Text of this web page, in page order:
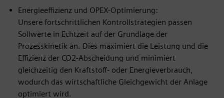
Energieeffizienz und OPEX-Optimierung:
Unsere fortschrittlichen Kontrollstrategien passen
Sollwerte in Echtzeit auf der Grundlage der
Prozesskinetik an. Dies maximiert die Leistung und die
Effizienz der CO2-Abscheidung und minimiert
gleichzeitig den Kraftstoff- oder Energieverbrauch,
wodurch das wirtschaftliche Gleichgewicht der Anlage
optimiert wird.